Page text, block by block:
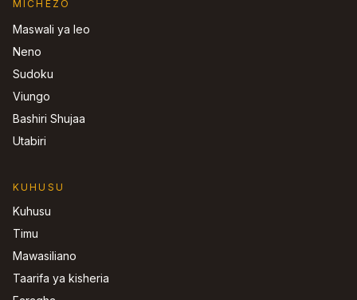
MICHEZO
Maswali ya leo
Neno
Sudoku
Viungo
Bashiri Shujaa
Utabiri
KUHUSU
Kuhusu
Timu
Mawasiliano
Taarifa ya kisheria